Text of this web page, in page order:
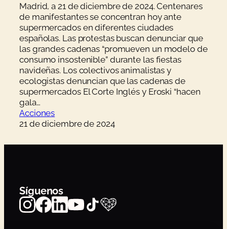
Madrid, a 21 de diciembre de 2024. Centenares
de manifestantes se concentran hoy ante
supermercados en diferentes ciudades
españolas. Las protestas buscan denunciar que
las grandes cadenas “promueven un modelo de
consumo insostenible” durante las fiestas
navideñas. Los colectivos animalistas y
ecologistas denuncian que las cadenas de
supermercados El Corte Inglés y Eroski “hacen
gala…
Acciones
21 de diciembre de 2024
Síguenos